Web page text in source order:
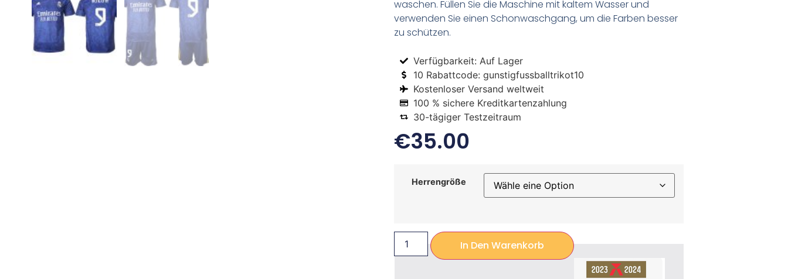
waschen. Füllen Sie die Maschine mit kaltem Wasser und
verwenden Sie einen Schonwaschgang, um die Farben besser
zu schützen.
Verfügbarkeit: Auf Lager
10 Rabattcode: gunstigfussballtrikot10
Kostenloser Versand weltweit
100 % sichere Kreditkartenzahlung
30-tägiger Testzeitraum
€35.00
Herrengröße
In Den Warenkorb